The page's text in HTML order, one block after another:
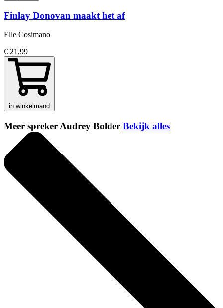
Finlay Donovan maakt het af
Elle Cosimano
€ 21,99
in winkelmand
Meer spreker Audrey Bolder Bekijk alles